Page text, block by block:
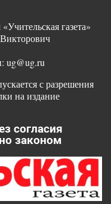
газета»
ug@ug.ru
с разрешения
на издание
согласия
законом